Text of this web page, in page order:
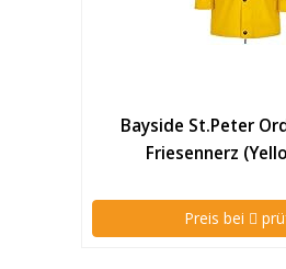
Bayside St.Peter
Friesennerz
Preis bei